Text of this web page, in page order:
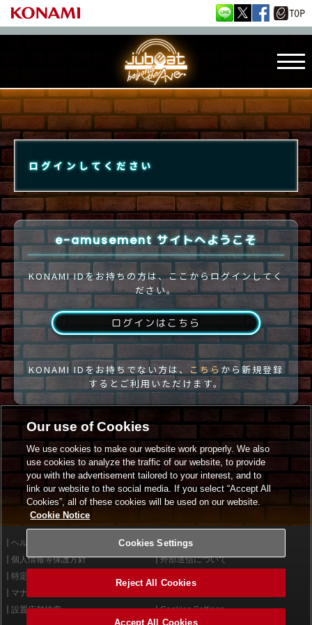
ログインしてください
e-amusement サイトへようこそ
KONAMI IDをお持ちの方は、ここからログインしてく
ださい。
ログインはこちら
KONAMI IDをお持ちでない方は、 こちらから新規登録
するとご利用いただけます。
ヘルプ
利用規約
個人情報等保護方針
外部送信について
特定商取引法に基づく表示
マナー＆ルール
設置店舗検索
Cookies Settings
Our use of Cookies
We use cookies to make our website work properly. We also
use cookies to analyze the traffic of our website, to provide
you with the advertisement tailored to your interest, and to
link our website to the social media. If you select “Accept All
Cookies”, all of these cookies will be used on our website.
Cookie Notice
Cookies Settings
Reject All Cookies
Accept All Cookies